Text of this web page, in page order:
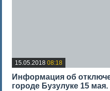
15.05.2018 08:18
​Информация об
городе Бузулуке 15 мая.